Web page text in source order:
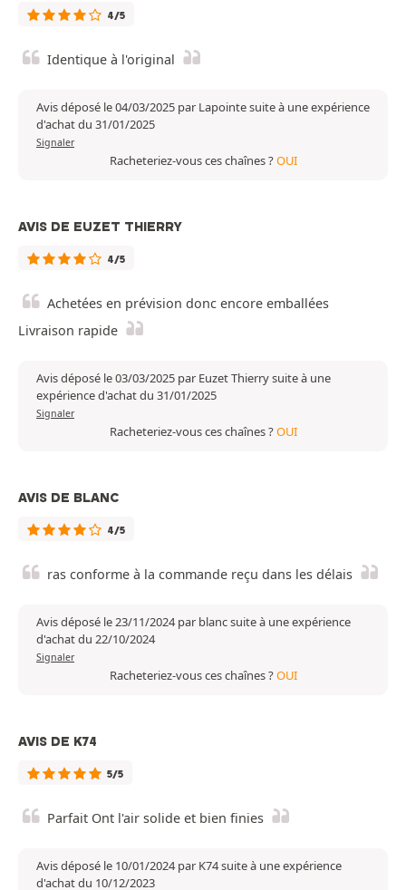
4/5
Identique à l'original
Avis déposé le 04/03/2025 par Lapointe suite à une expérience
d'achat du 31/01/2025
Signaler
Racheteriez-vous ces chaînes ?OUI
AVIS DE EUZET THIERRY
4/5
Achetées en prévision donc encore emballées
Livraison rapide
Avis déposé le 03/03/2025 par Euzet Thierry suite à une
expérience d'achat du 31/01/2025
Signaler
Racheteriez-vous ces chaînes ?OUI
AVIS DE BLANC
4/5
ras conforme à la commande reçu dans les délais
Avis déposé le 23/11/2024 par blanc suite à une expérience
d'achat du 22/10/2024
Signaler
Racheteriez-vous ces chaînes ?OUI
AVIS DE K74
5/5
Parfait Ont l'air solide et bien finies
Avis déposé le 10/01/2024 par K74 suite à une expérience
d'achat du 10/12/2023